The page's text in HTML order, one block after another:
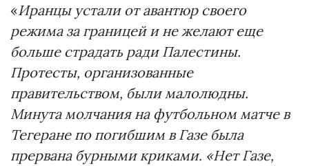
«Иранцы устали от авантюр своего
режима за границей и не желают еще
больше страдать ради Палестины.
Протесты, организованные
правительством, были малолюдны.
Минута молчания на футбольном матче в
Тегеране по погибшим в Газе была
прервана бурными криками. «Нет Газе,